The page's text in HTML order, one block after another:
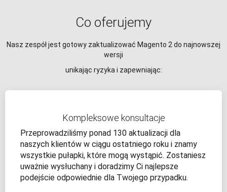
Co oferujemy
Nasz zespół jest gotowy zaktualizować Magento 2 do najnowszej
wersji
unikając ryzyka i zapewniając:
Kompleksowe konsultacje
Przeprowadziliśmy ponad 130 aktualizacji dla
naszych klientów w ciągu ostatniego roku i znamy
wszystkie pułapki, które mogą wystąpić. Zostaniesz
uważnie wysłuchany i doradzimy Ci najlepsze
podejście odpowiednie dla Twojego przypadku.